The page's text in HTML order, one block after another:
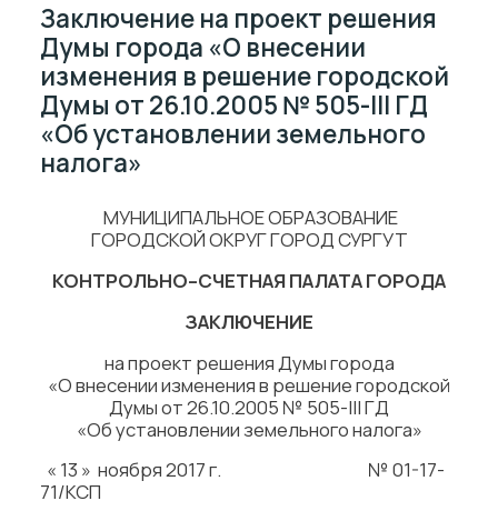
Заключение на проект решения
Думы города «О внесении
изменения в решение городской
Думы от 26.10.2005 № 505-III ГД
«Об установлении земельного
налога»
МУНИЦИПАЛЬНОЕ ОБРАЗОВАНИЕ
ГОРОДСКОЙ ОКРУГ ГОРОД СУРГУТ
КОНТРОЛЬНО–СЧЕТНАЯ ПАЛАТА ГОРОДА
ЗАКЛЮЧЕНИЕ
на проект решения Думы города
«О внесении изменения в решение городской
Думы от 26.10.2005 № 505-III ГД
«Об установлении земельного налога»
« 13 » ноября 2017 г. № 01-17-
71/КСП